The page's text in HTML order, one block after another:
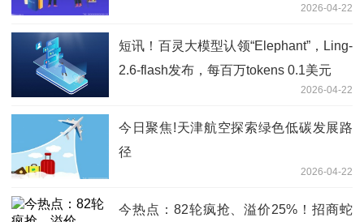
2026-04-22
短讯！百灵大模型认领“Elephant”，Ling-
2.6-flash发布，每百万tokens 0.1美元
2026-04-22
今日聚焦!天津航空探索绿色低碳发展路
径
2026-04-22
今热点：82轮疯抢、溢价25%！招商蛇